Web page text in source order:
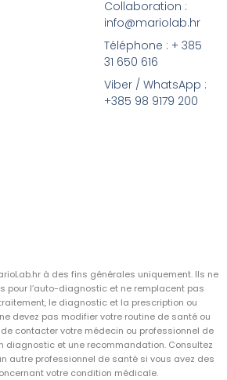
Collaboration :
info@mariolab.hr
Téléphone : + 385
31 650 616
Viber / WhatsApp :
+385 98 9179 200
à des fins générales uniquement. Ils ne
pour l’auto-diagnostic et ne remplacent pas
le diagnostic et la prescription ou
devez pas modifier votre routine de santé ou
contacter votre médecin ou professionnel de
diagnostic et une recommandation. Consultez
autre professionnel de santé si vous avez des
votre condition médicale.